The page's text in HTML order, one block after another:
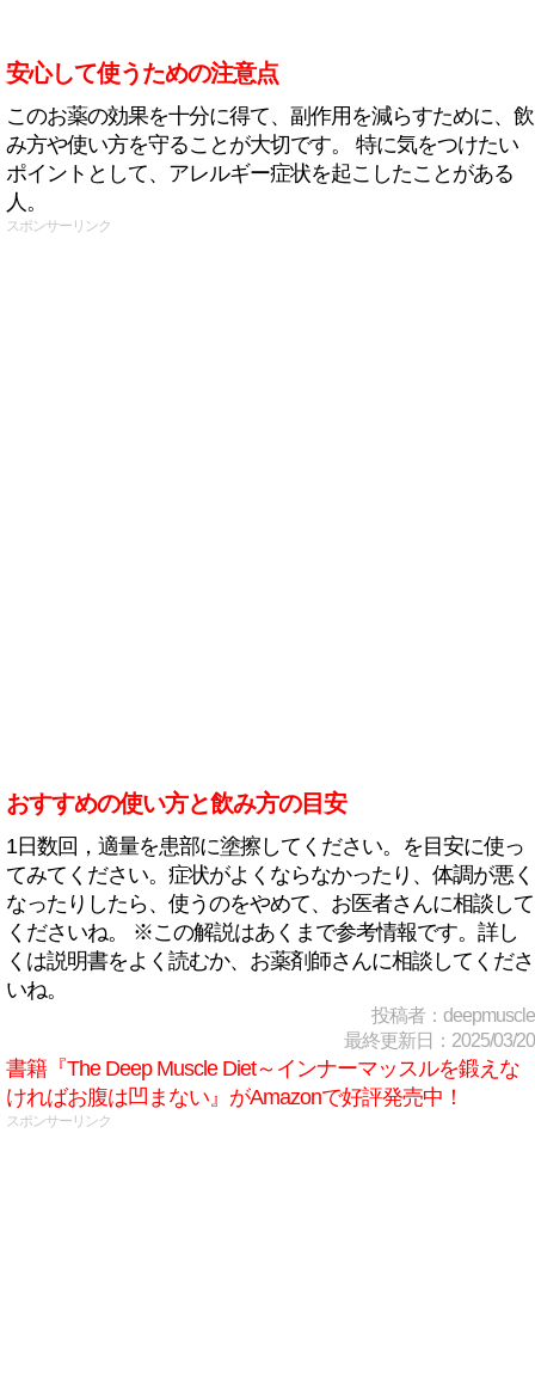
安心して使うための注意点
このお薬の効果を十分に得て、副作用を減らすために、飲
み方や使い方を守ることが大切です。 特に気をつけたい
ポイントとして、アレルギー症状を起こしたことがある
人。
スポンサーリンク
おすすめの使い方と飲み方の目安
1日数回，適量を患部に塗擦してください。を目安に使っ
てみてください。症状がよくならなかったり、体調が悪く
なったりしたら、使うのをやめて、お医者さんに相談して
くださいね。 ※この解説はあくまで参考情報です。詳し
くは説明書をよく読むか、お薬剤師さんに相談してくださ
いね。
投稿者：deepmuscle
最終更新日：2025/03/20
書籍『The Deep Muscle Diet～インナーマッスルを鍛えな
ければお腹は凹まない』がAmazonで好評発売中！
スポンサーリンク